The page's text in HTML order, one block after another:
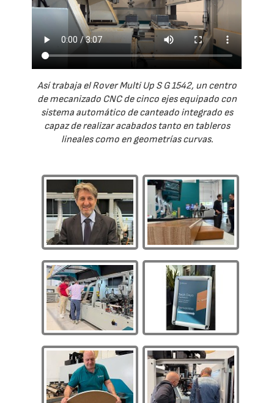
Así trabaja el Rover Multi Up S G 1542, un centro
de mecanizado CNC de cinco ejes equipado con
sistema automático de canteado integrado es
capaz de realizar acabados tanto en tableros
lineales como en geometrías curvas.